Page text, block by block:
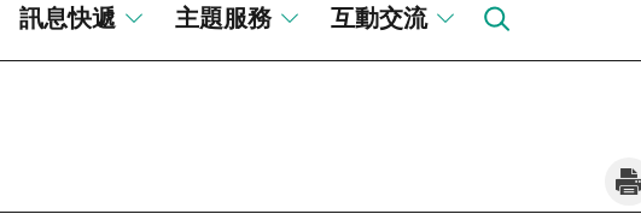
訊息快遞 主題服務 互動交流